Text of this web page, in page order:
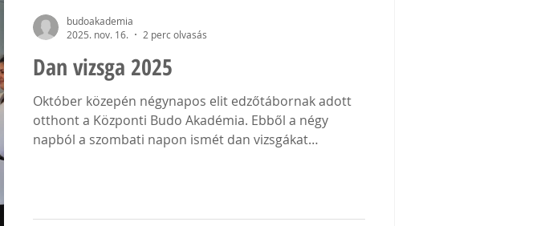
Dan vizsga 2025
Október közepén négynapos elit edzőtábornak adott
otthont a Központi Budo Akadémia. Ebből a négy
napból a szombati napon ismét dan vizsgákat
vizsgáztatókként. Csütörtökön közös edzést tartottunk
budoakademia
2025. nov. 16.
2 perc olvasás